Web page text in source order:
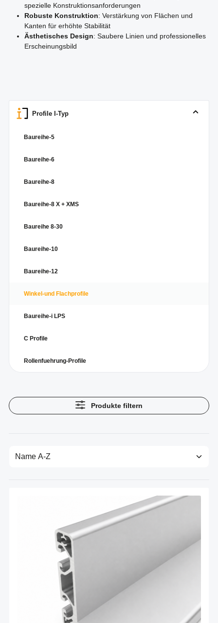
spezielle Konstruktionsanforderungen
Robuste Konstruktion: Verstärkung von Flächen und
Kanten für erhöhte Stabilität
Ästhetisches Design: Saubere Linien und professionelles
Erscheinungsbild
Profile I-Typ
Baureihe-5
Baureihe-6
Baureihe-8
Baureihe-8 X + XMS
Baureihe 8-30
Baureihe-10
Baureihe-12
Winkel-und Flachprofile
Baureihe-i LPS
C Profile
Rollenfuehrung-Profile
Produkte filtern